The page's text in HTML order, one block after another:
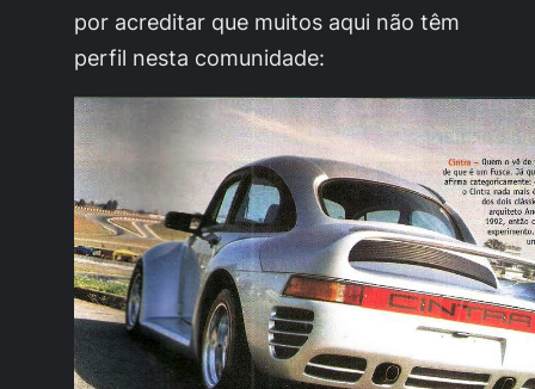
por acreditar que muitos aqui não têm
perfil nesta comunidade: